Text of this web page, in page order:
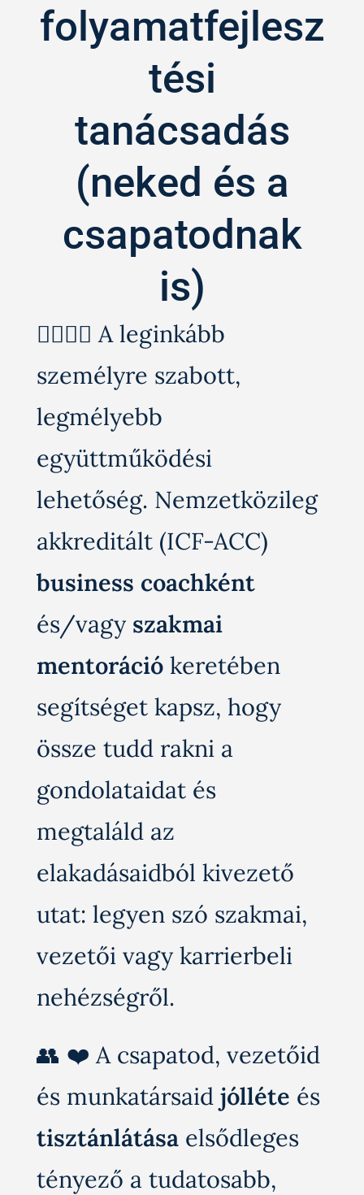
folyamatfejlesz
tési
tanácsadás
(neked és a
csapatodnak
is)
🙍‍♂️🙍‍♀️ A leginkább
személyre szabott,
legmélyebb
együttműködési
lehetőség. Nemzetközileg
akkreditált (ICF-ACC)
business coachként
és/vagy szakmai
mentorációkeretében
segítséget kapsz, hogy
össze tudd rakni a
gondolataidat és
megtaláld az
elakadásaidból kivezető
utat: legyen szó szakmai,
vezetői vagy karrierbeli
nehézségről.
👥 ❤️ A csapatod, vezetőid
és munkatársaid jólléte és
tisztánlátásaelsődleges
tényező a tudatosabb,